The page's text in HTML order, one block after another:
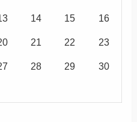
14 15 16
21 22 23
28 29 30